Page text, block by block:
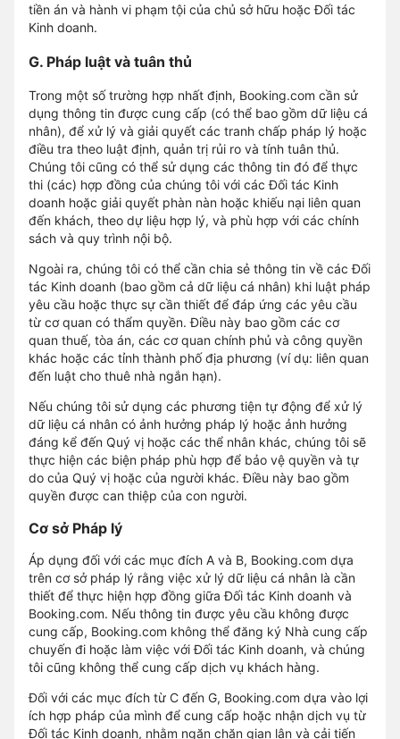
tiền án và hành vi phạm tội của chủ sở hữu hoặc Đối tác
Kinh doanh.
G. Pháp luật và tuân thủ
Trong một số trường hợp nhất định, Booking.com cần sử
dụng thông tin được cung cấp (có thể bao gồm dữ liệu cá
nhân), để xử lý và giải quyết các tranh chấp pháp lý hoặc
điều tra theo luật định, quản trị rủi ro và tính tuân thủ.
Chúng tôi cũng có thể sử dụng các thông tin đó để thực
thi (các) hợp đồng của chúng tôi với các Đối tác Kinh
doanh hoặc giải quyết phàn nàn hoặc khiếu nại liên quan
đến khách, theo dự liệu hợp lý, và phù hợp với các chính
sách và quy trình nội bộ.
Ngoài ra, chúng tôi có thể cần chia sẻ thông tin về các Đối
tác Kinh doanh (bao gồm cả dữ liệu cá nhân) khi luật pháp
yêu cầu hoặc thực sự cần thiết để đáp ứng các yêu cầu
từ cơ quan có thẩm quyền. Điều này bao gồm các cơ
quan thuế, tòa án, các cơ quan chính phủ và công quyền
khác hoặc các tỉnh thành phố địa phương (ví dụ: liên quan
đến luật cho thuê nhà ngắn hạn).
Nếu chúng tôi sử dụng các phương tiện tự động để xử lý
dữ liệu cá nhân có ảnh hưởng pháp lý hoặc ảnh hưởng
đáng kể đến Quý vị hoặc các thể nhân khác, chúng tôi sẽ
thực hiện các biện pháp phù hợp để bảo vệ quyền và tự
do của Quý vị hoặc của người khác. Điều này bao gồm
quyền được can thiệp của con người.
Cơ sở Pháp lý
Áp dụng đối với các mục đích A và B, Booking.com dựa
trên cơ sở pháp lý rằng việc xử lý dữ liệu cá nhân là cần
thiết để thực hiện hợp đồng giữa Đối tác Kinh doanh và
Booking.com. Nếu thông tin được yêu cầu không được
cung cấp, Booking.com không thể đăng ký Nhà cung cấp
chuyến đi hoặc làm việc với Đối tác Kinh doanh, và chúng
tôi cũng không thể cung cấp dịch vụ khách hàng.
Đối với các mục đích từ C đến G, Booking.com dựa vào lợi
ích hợp pháp của mình để cung cấp hoặc nhận dịch vụ từ
Đối tác Kinh doanh, nhằm ngăn chặn gian lận và cải tiến